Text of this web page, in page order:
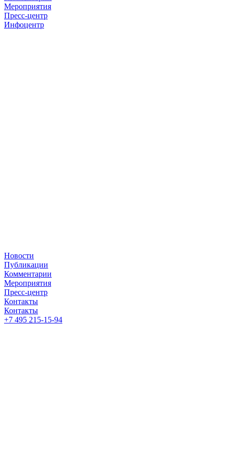
Мероприятия
Пресс-центр
Инфоцентр
Новости
Публикации
Комментарии
Мероприятия
Пресс-центр
Контакты
Контакты
+7 495 215-15-94